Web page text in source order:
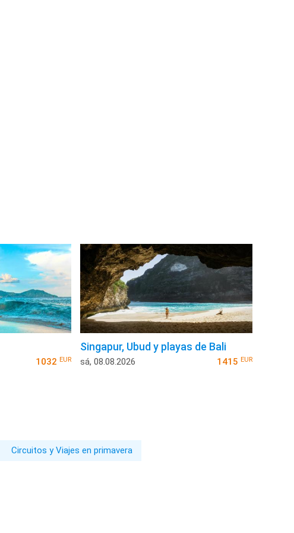
1032EUR
Singapur, Ubud y playas de Bali
sá, 08.08.2026 1415 EUR
Circuitos y Viajes en primavera